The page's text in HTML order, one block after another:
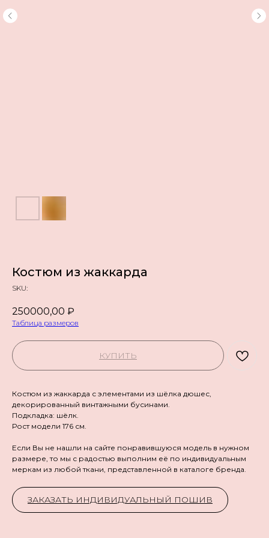
Костюм из жаккарда
SKU:
250000,00 ₽
Таблица размеров
КУПИТЬ
Костюм из жаккарда с элементами из шёлка дюшес,
декорированный винтажными бусинами.
Подкладка: шёлк.
Рост модели 176 см.
Если Вы не нашли на сайте понравившуюся модель в нужном
размере, то мы с радостью выполним её по индивидуальным
меркам из любой ткани, представленной в каталоге бренда.
ЗАКАЗАТЬ ИНДИВИДУАЛЬНЫЙ ПОШИВ